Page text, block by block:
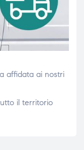
affidata ai nostri
il territorio